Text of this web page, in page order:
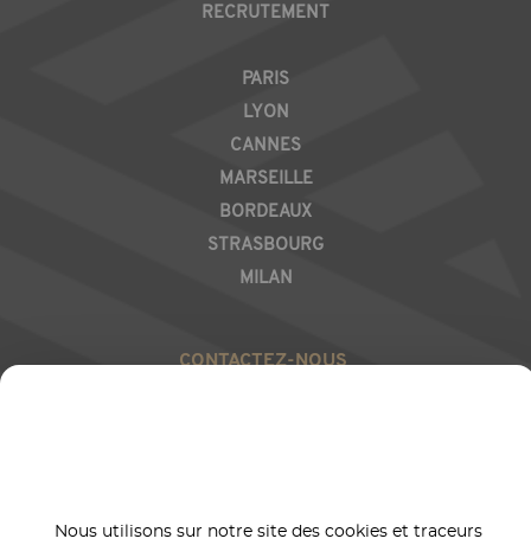
RECRUTEMENT
REGION
PARIS
LYON
CANNES
MARSEILLE
BORDEAUX
STRASBOURG
MILAN
CONTACTEZ-NOUS
Nous utilisons sur notre site des cookies et traceurs